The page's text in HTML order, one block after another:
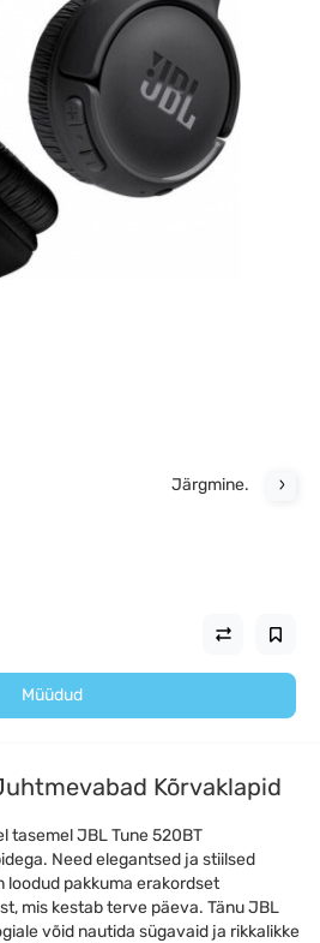
Järgmine.
Müüdud
Kõrvaklapid
tasemel JBL Tune 520BT
Need elegantsed ja stiilsed
loodud pakkuma erakordset
mis kestab terve päeva. Tänu JBL
võid nautida sügavaid ja rikkalikke